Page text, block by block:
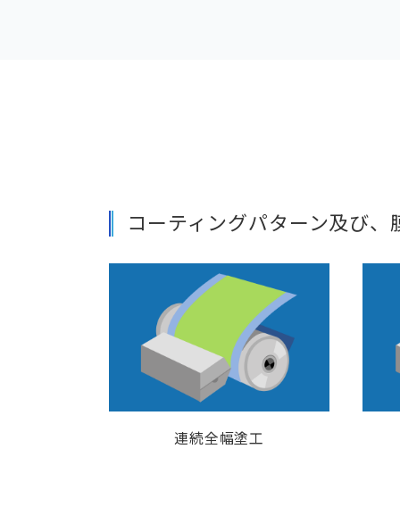
コーティングパターン及び、
連続全幅塗工